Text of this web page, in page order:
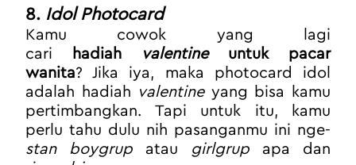
8. Idol Photocard
Kamu cowok yang lagi
cari
hadiah valentine untuk pacar
wanita? Jika iya, maka photocard idol
adalah hadiah valentine yang bisa kamu
pertimbangkan. Tapi untuk itu, kamu
perlu tahu dulu nih pasanganmu ini nge-
stan boygrup atau girlgrup apa dan